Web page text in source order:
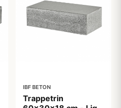
IBF BETON
Trappetrin